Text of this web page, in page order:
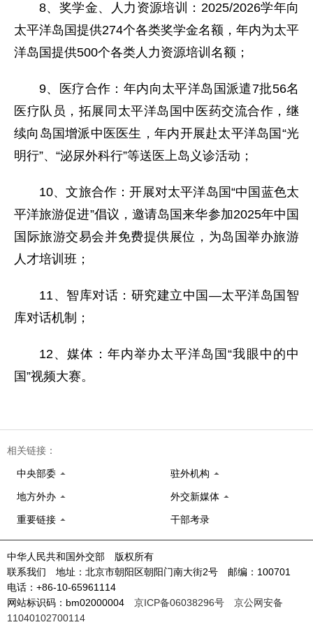
8、奖学金、人力资源培训：2025/2026学年向
太平洋岛国提供274个各类奖学金名额，年内为太平
洋岛国提供500个各类人力资源培训名额；
9、医疗合作：年内向太平洋岛国派遣7批56名
医疗队员，拓展同太平洋岛国中医药交流合作，继
续向岛国增派中医医生，年内开展赴太平洋岛国“光
明行”、“泌尿外科行”等送医上岛义诊活动；
10、文旅合作：开展对太平洋岛国“中国蓝色太
平洋旅游促进”倡议，邀请岛国来华参加2025年中国
国际旅游交易会并免费提供展位，为岛国举办旅游
人才培训班；
11、智库对话：研究建立中国—太平洋岛国智
库对话机制；
12、媒体：年内举办太平洋岛国“我眼中的中
国”视频大赛。
相关链接：
中央部委 驻外机构
地方外办 外交新媒体
重要链接 干部考录
中华人民共和国外交部 版权所有
联系我们 地址：北京市朝阳区朝阳门南大街2号 邮编：100701
电话：+86-10-65961114
网站标识码：bm02000004 京ICP备06038296号
京公网安备
11040102700114